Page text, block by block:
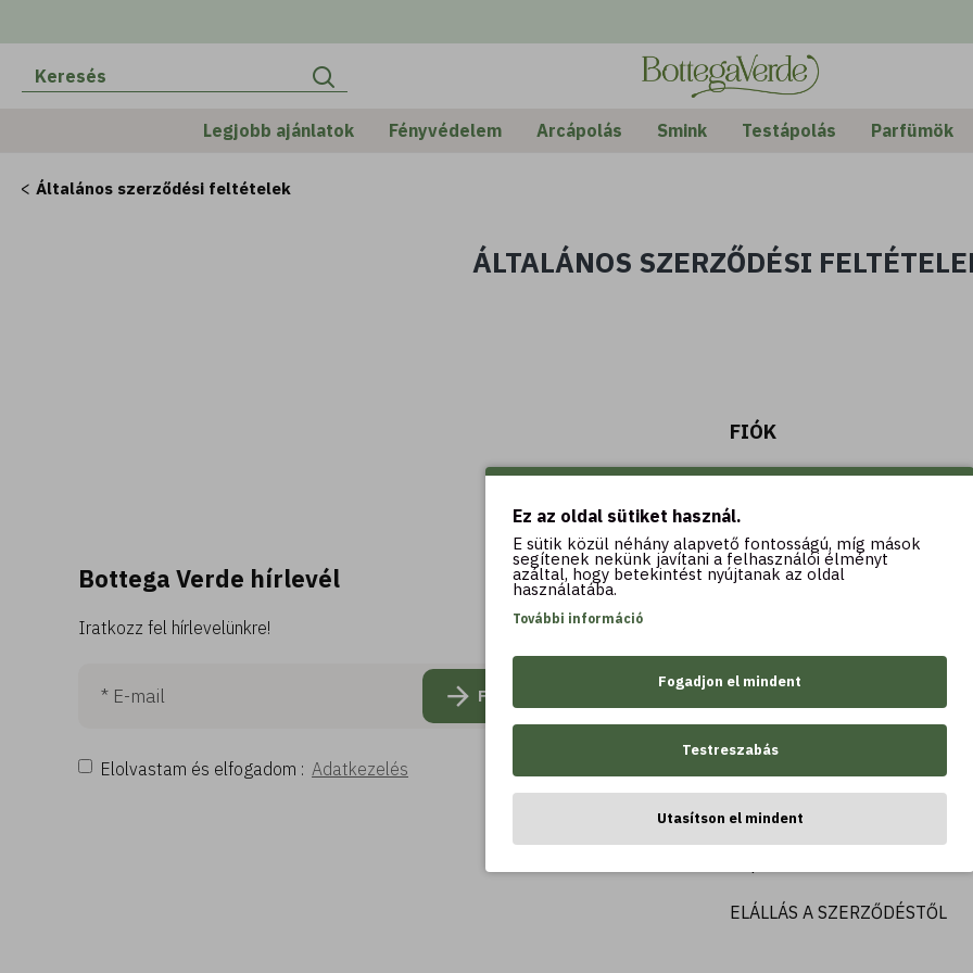
Legjobb ajánlatok Fényvédelem Arcápolás Smink Testápolás Parfümök
Általános szerződési feltételek
ÁLTALÁNOS SZERZŐDÉSI
Bottega Verde hírlevél
Iratkozz fel hírlevelünkre!
FELIRATKOZOM
Elolvastam és elfogadom : Adatkezelés
FIÓK
Eddigi megrendeléseim
Bankkártyás fizetés
ELÁLLÁS A SZERZŐDÉSTŐL
Ez az oldal sütiket használ.
E sütik közül néhány alapvető fontosságú, míg mások
segítenek nekünk javítani a felhasználói élményt
azáltal, hogy betekintést nyújtanak az oldal
használatába.
További információ
Fogadjon el mindent
Testreszabás
Utasítson el mindent